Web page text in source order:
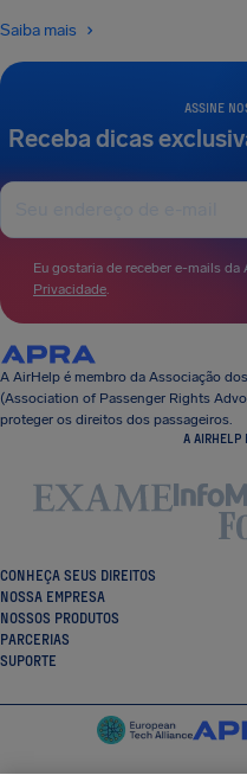
ASSINE
Receba dicas
Eu gostaria de receber e-mails
Privacidade.
Saiba mais
A AirHelp é membro da Associação
(Association of Passenger Rights
proteger os direitos dos passageiros.
A AIRHELP
CONHEÇA SEUS DIREITOS
NOSSA EMPRESA
NOSSOS PRODUTOS
PARCERIAS
SUPORTE